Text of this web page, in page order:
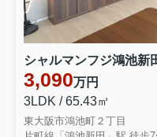
東大
約いた
物件
ござい
いただ
☆★☆
シャルマンフジ鴻池新
3,090万円
3LDK / 65.43㎡
東大阪市鴻池町２丁目